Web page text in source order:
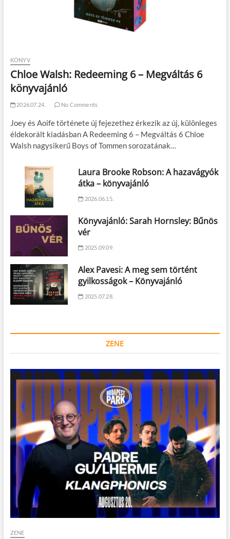
KÖNYV
Chloe Walsh: Redeeming 6 – Megváltás 6
könyvajánló
2026.07.24. No Comments
Joey és Aoife története új fejezethez érkezik az új, különleges
éldekorált kiadásban A Redeeming 6 – Megváltás 6 Chloe
Walsh nagysikerű Boys of Tommen sorozatának…
Laura Brooke Robson: A hazavágyók
átka – könyvajánló
2026.06.15.
Könyvajánló: Sarah Hornsley: Bűnös
vér
2025.09.09.
Alex Pavesi: A meg sem történt
gyilkosságok – Könyvajánló
2025.07.28.
ZENE
ZENE